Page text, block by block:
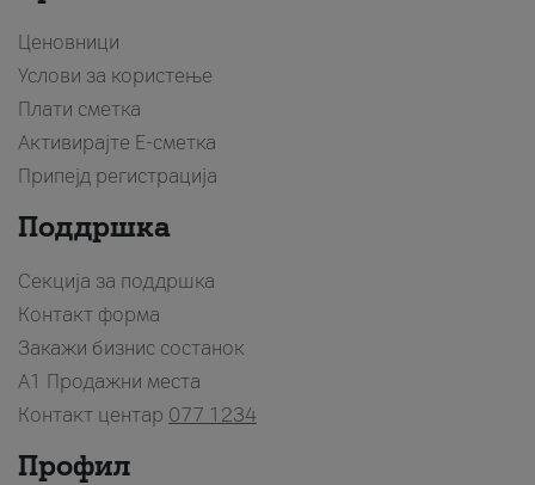
Ценовници
Услови за користење
Плати сметка
Активирајте Е-сметка
Припејд регистрација
Поддршка
Секција за поддршка
Контакт форма
Закажи бизнис состанок
A1 Продажни места
Контакт центар 077 1234
Профил